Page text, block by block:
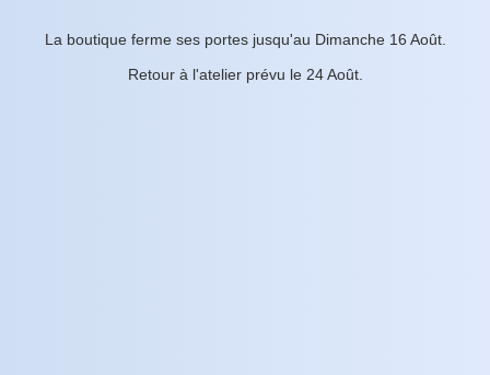
La boutique ferme ses portes jusqu'au Dimanche 16 Août.
Retour à l'atelier prévu le 24 Août.